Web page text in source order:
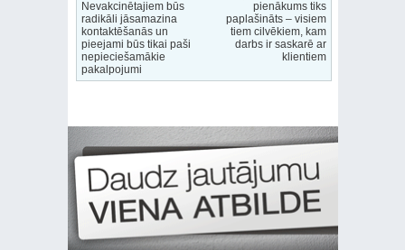
Nevakcinētajiem būs
radikāli jāsamazina
kontaktēšanās un
pieejami būs tikai paši
nepieciešamākie
pakalpojumi
pienākums tiks
paplašināts – visiem
tiem cilvēkiem, kam
darbs ir saskarē ar
klientiem